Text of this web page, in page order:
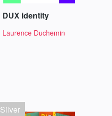
DUX identity
Laurence Duchemin
Silver